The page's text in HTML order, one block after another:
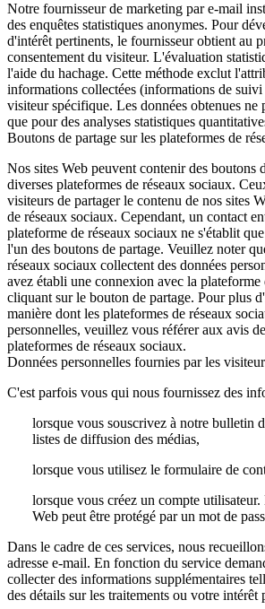
Notre fournisseur de marketing par e-mail
des enquêtes statistiques anonymes. Pour
d'intérêt pertinents, le fournisseur obtient au
consentement du visiteur. L'évaluation
l'aide du hachage. Cette méthode exclut
informations collectées (informations de suivi
visiteur spécifique. Les données obtenues ne
que pour des analyses statistiques
Boutons de partage sur les plateformes de
Nos sites Web peuvent contenir des boutons
diverses plateformes de réseaux sociaux.
visiteurs de partager le contenu de nos sites
de réseaux sociaux. Cependant, un contact
plateforme de réseaux sociaux ne s'établit
l'un des boutons de partage. Veuillez noter
réseaux sociaux collectent des données
avez établi une connexion avec la plateforme
cliquant sur le bouton de partage. Pour plus
manière dont les plateformes de réseaux
personnelles, veuillez vous référer aux avis
plateformes de réseaux sociaux.
Données personnelles fournies par les
C'est parfois vous qui nous fournissez des
lorsque vous souscrivez à notre bulletin
listes de diffusion des médias,
lorsque vous utilisez le formulaire de
lorsque vous créez un compte utilisateur.
Web peut être protégé par un mot de
Dans le cadre de ces services, nous
adresse e-mail. En fonction du service
collecter des informations supplémentaires
des détails sur les traitements ou votre intérêt